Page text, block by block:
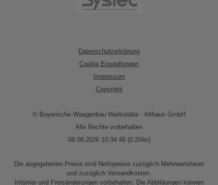
Datenschutzerklärung
Cookie Einstellungen
Impressum
Copyright
© Bayerische Waagenbau Werkstätte - Althaus GmbH
Alle Rechte vorbehalten
08.08.2026 10:34:48 (0.204s)
Die angegebenen Preise sind Nettopreise zuzüglich Mehrwertsteuer
und zuzüglich Versandkosten.
Irrtümer und Preisänderungen vorbehalten. Die Abbildungen können